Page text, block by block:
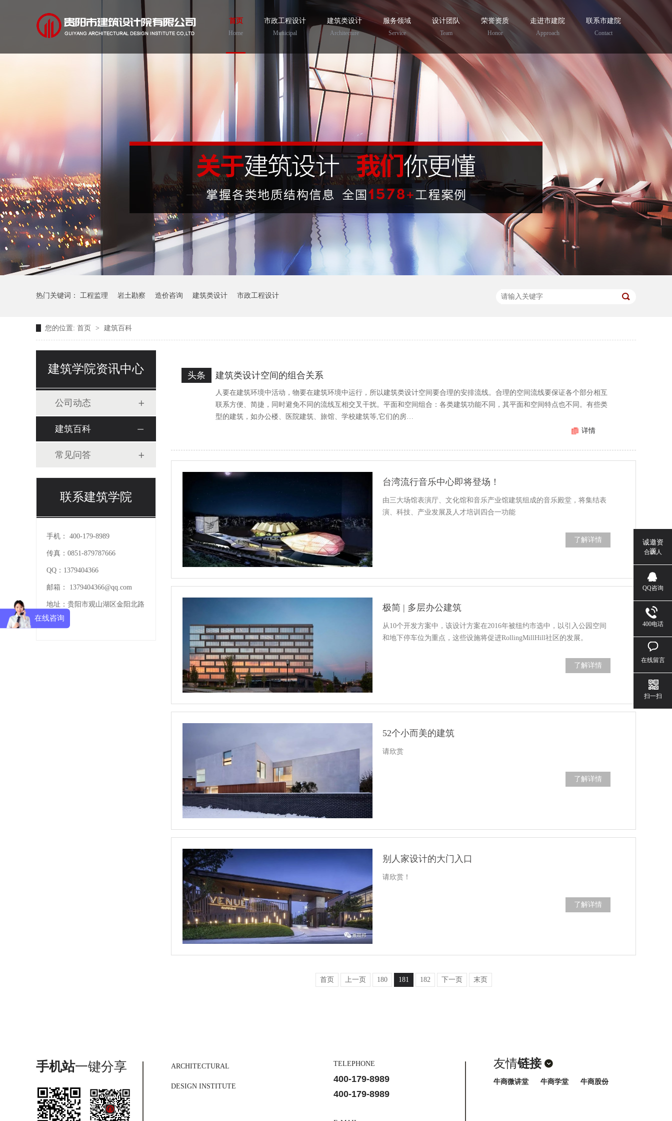
首页
Home
市政工程设计
Municipal
建筑类设计
Architecture
服务领域
Service
设计团队
Team
荣誉资质
Honor
走进市建院
Approach
联系市建院
Contact
热门关键词： 工程监理 岩土勘察 造价咨询 建筑类设计 市政工程设计
您的位置: 首页 > 建筑百科
建筑学院资讯中心
公司动态
建筑百科
常见问答
联系建筑学院
手机： 400-179-8989
传真： 0851-879787666
QQ： 1379404366
邮箱： 1379404366@qq.com
地址： 贵阳市观山湖区金阳北路
227号
建筑类设计空间的组合关系
头条
人要在建筑环境中活动，物要在建筑环境中运行，所以建筑类设计空间要合理的安排流线。合理的空间流线要保证各个部分相互
联系方便、简捷，同时避免不同的流线互相交叉干扰。平面和空间组合：各类建筑功能不同，其平面和空间特点也不同。有些类
型的建筑，如办公楼、医院建筑、旅馆、学校建筑等,它们的房…
详情
台湾流行音乐中心即将登场！
由三大场馆表演厅、文化馆和音乐产业馆建筑组成的音乐殿堂，将集结表
演、科技、产业发展及人才培训四合一功能
了解详情
极简 | 多层办公建筑
从10个开发方案中，该设计方案在2016年被纽约市选中，以引入公园空间
和地下停车位为重点，这些设施将促进RollingMillHill社区的发展。
了解详情
52个小而美的建筑
请欣赏
了解详情
别人家设计的大门入口
请欣赏！
了解详情
首页 上一页 180 181 182 下一页 末页
手机站一键分享 ARCHITECTURAL
DESIGN INSTITUTE
TELEPHONE
400-179-8989
400-179-8989
友情链接
牛商微讲堂 牛商学堂 牛商股份
诚邀资
源
合伙人
QQ咨询
400电话
在线留言
扫一扫
在线咨询